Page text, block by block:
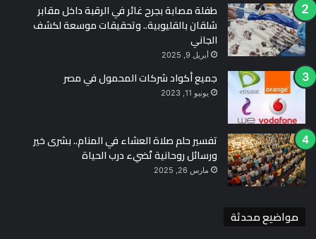
طفلة مصابة بجرح غائر في الرقبة داخل مقابر
شلقان بالقليوبية.. وتحقيقات موسعة لكشف
الجاني
أبريل 9, 2025
جميع أكواد شركات المحمول في مصر
يونيو 11, 2023
تفسير حلم صلاة العشاء في المنام.. بشرى خير
ورسائل روحانية تُضيء درب الحياة
مارس 26, 2025
مواضيع محدثة